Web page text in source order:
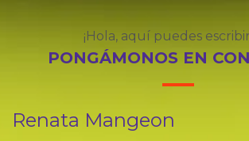
¡Hola, aquí puedes
PONGÁMONOS EN
Renata Mangeon